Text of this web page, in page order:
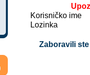
Korisničko ime
Lozinka
Zaboravili